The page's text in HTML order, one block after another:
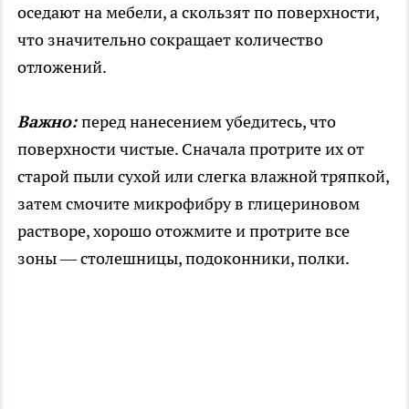
оседают на мебели, а скользят по поверхности,
что значительно сокращает количество
отложений.
Важно:перед нанесением убедитесь, что
поверхности чистые. Сначала протрите их от
старой пыли сухой или слегка влажной тряпкой,
затем смочите микрофибру в глицериновом
растворе, хорошо отожмите и протрите все
зоны — столешницы, подоконники, полки.